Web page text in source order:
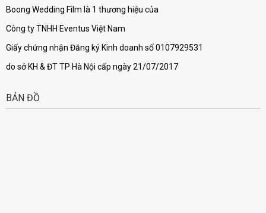
Boong Wedding Film là 1 thương hiệu của
Công ty TNHH Eventus Việt Nam
Giấy chứng nhận Đăng ký Kinh doanh số 0107929531
do sở KH & ĐT TP Hà Nội cấp ngày 21/07/2017
BẢN ĐỒ